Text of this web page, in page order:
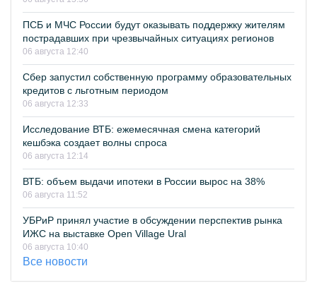
ПСБ и МЧС России будут оказывать поддержку жителям
пострадавших при чрезвычайных ситуациях регионов
06 августа 12:40
Сбер запустил собственную программу образовательных
кредитов с льготным периодом
06 августа 12:33
Исследование ВТБ: ежемесячная смена категорий
кешбэка создает волны спроса
06 августа 12:14
ВТБ: объем выдачи ипотеки в России вырос на 38%
06 августа 11:52
УБРиР принял участие в обсуждении перспектив рынка
ИЖС на выставке Open Village Ural
06 августа 10:40
Все новости